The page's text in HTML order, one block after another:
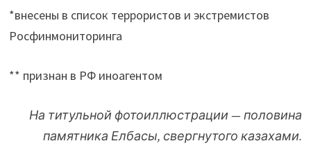
*внесены в список террористов и экстремистов
Росфинмониторинга
** признан в РФ иноагентом
На титульной фотоиллюстрации — половина
памятника Елбасы, свергнутого казахами.